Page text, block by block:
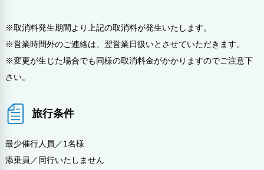
※取消料発生期間より上記の取消料が発生いたします。
※営業時間外のご連絡は、翌営業日扱いとさせていただきます。
※変更が生じた場合でも同様の取消料金がかかりますのでご注意下
さい。
旅行条件
最少催行人員／1名様
添乗員／同行いたしません